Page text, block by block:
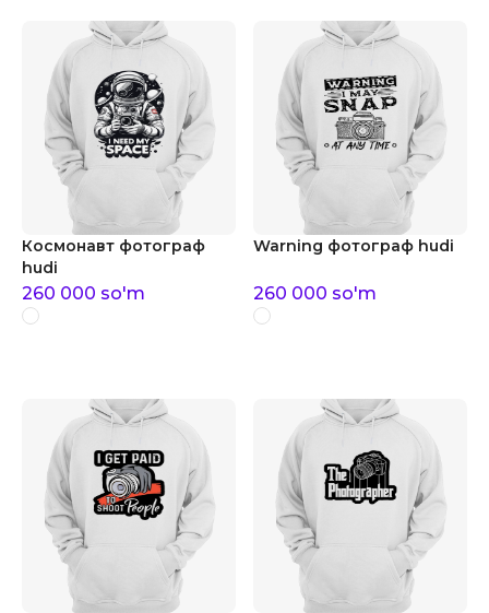
Космонавт фотограф
hudi
260 000 so'm
Warning фотограф hudi
260 000 so'm